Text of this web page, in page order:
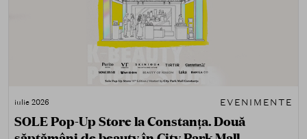
iulie 2026 EVENIMENTE
SOLE Pop-Up Store la Constanța. Două